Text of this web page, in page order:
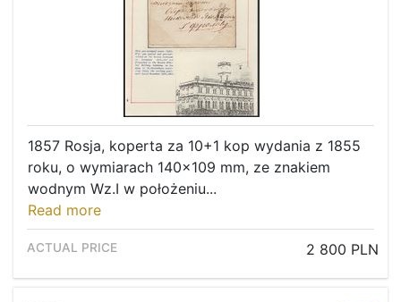
1857 Rosja, koperta za 10+1 kop wydania z 1855
roku, o wymiarach 140x109 mm, ze znakiem
wodnym Wz.I w położeniu...
Read more
2 800 PLN